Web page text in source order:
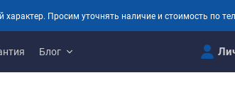
Просим уточнять наличие и стоимость по
Блог